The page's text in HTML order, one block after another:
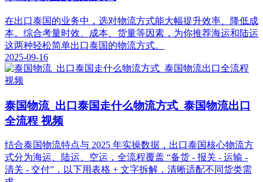
在出口泰国的业务中，选对物流方式能大幅提升效率、降低成
本。综合考量时效、成本、货量等因素，为你推荐海运和陆运
这两种轻松简单出口泰国的物流方式。
2025-09-16
泰国物流_出口泰国走什么物流方式_泰国物流出口
全流程 视频
结合泰国物流特点与 2025 年实操数据，出口泰国核心物流方
式分为海运、陆运、空运，全流程覆盖 “备货 - 报关 - 运输 -
清关 - 交付”，以下用表格 + 文字拆解，清晰适配不同货类需